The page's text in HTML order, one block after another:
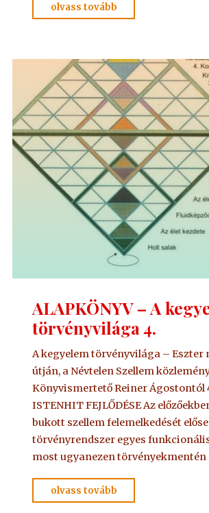
olvass tovább
–
kegyelem
törvényvilága
5."
ALAPKÖNYV – A
törvényvilága 4.
A kegyelem törvényvilága – Eszter
útján, a Névtelen Szellem
Könyvismertető Reiner Ágostontól
ISTENHIT FEJLŐDÉSE Az
bukott szellem felemelkedését
törvényrendszer egyes
most ugyanezen törvényekmentén
olvass tovább
–